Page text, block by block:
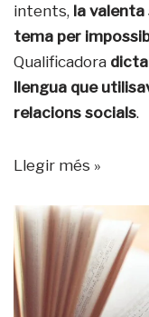
intents, la valenta
tema per
Qualificadora
llengua que
relacions socials.
Llegir més »